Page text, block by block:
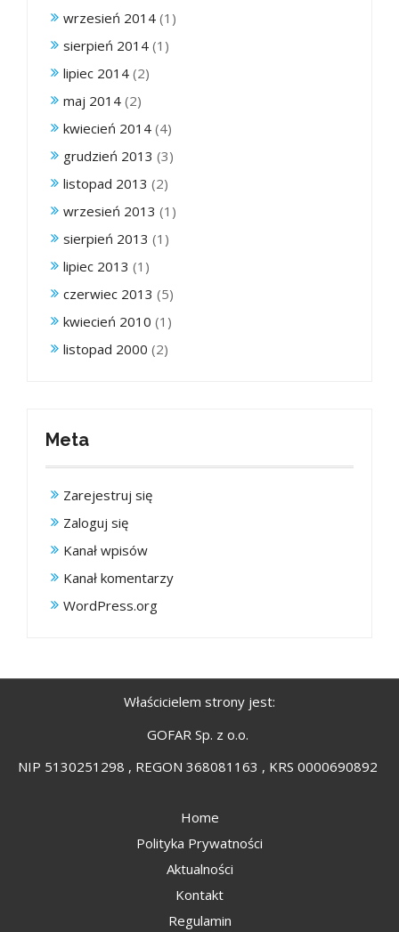
wrzesień 2014 (1)
sierpień 2014 (1)
lipiec 2014 (2)
maj 2014 (2)
kwiecień 2014 (4)
grudzień 2013 (3)
listopad 2013 (2)
wrzesień 2013 (1)
sierpień 2013 (1)
lipiec 2013 (1)
czerwiec 2013 (5)
kwiecień 2010 (1)
listopad 2000 (2)
Meta
Zarejestruj się
Zaloguj się
Kanał wpisów
Kanał komentarzy
WordPress.org
Właścicielem strony jest:
GOFAR Sp. z o.o.
NIP 5130251298 , REGON 368081163 , KRS 0000690892
Home
Polityka Prywatności
Aktualności
Kontakt
Regulamin